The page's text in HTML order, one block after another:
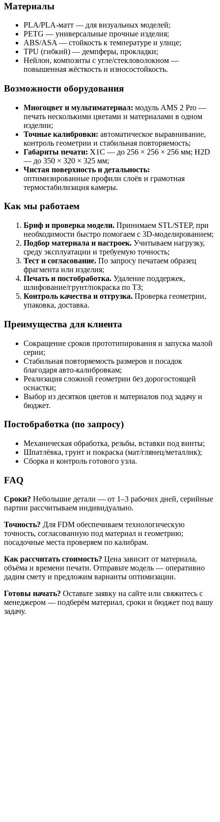
Материалы
PLA/PLA-матт — для визуальных моделей;
PETG — универсальные прочные изделия;
ABS/ASA — стойкость к температуре и улице;
TPU (гибкий) — демпферы, прокладки;
Нейлон, композиты с угле/стекловолокном —
повышенная жёсткость и износостойкость.
Возможности оборудования
Многоцвет и мультиматериал: модуль AMS 2 Pro —
печать несколькими цветами и материалами в одном
изделии;
Точные калибровки: автоматическое выравнивание,
контроль геометрии и стабильная повторяемость;
Габариты печати: X1C — до 256 × 256 × 256 мм; H2D
— до 350 × 320 × 325 мм;
Чистая поверхность и детальность:
оптимизированные профили слоёв и грамотная
термостабилизация камеры.
Как мы работаем
Бриф и проверка модели. Принимаем STL/STEP, при
необходимости быстро помогаем с 3D-моделированием;
Подбор материала и настроек. Учитываем нагрузку,
среду эксплуатации и требуемую точность;
Тест и согласование. По запросу печатаем образец
фрагмента или изделия;
Печать и постобработка. Удаление поддержек,
шлифование/грунт/покраска по ТЗ;
Контроль качества и отгрузка. Проверка геометрии,
упаковка, доставка.
Преимущества для клиента
Сокращение сроков прототипирования и запуска малой
серии;
Стабильная повторяемость размеров и посадок
благодаря авто-калибровкам;
Реализация сложной геометрии без дорогостоящей
оснастки;
Выбор из десятков цветов и материалов под задачу и
бюджет.
Постобработка (по запросу)
Механическая обработка, резьбы, вставки под винты;
Шпатлёвка, грунт и покраска (мат/глянец/металлик);
Сборка и контроль готового узла.
FAQ
Сроки? Небольшие детали — от 1–3 рабочих дней, серийные
партии рассчитываем индивидуально.
Точность? Для FDM обеспечиваем технологическую
точность, согласованную под материал и геометрию;
посадочные места проверяем по калибрам.
Как рассчитать стоимость? Цена зависит от материала,
объёма и времени печати. Отправьте модель — оперативно
дадим смету и предложим варианты оптимизации.
Готовы начать? Оставьте заявку на сайте или свяжитесь с
менеджером — подберём материал, сроки и бюджет под вашу
задачу.